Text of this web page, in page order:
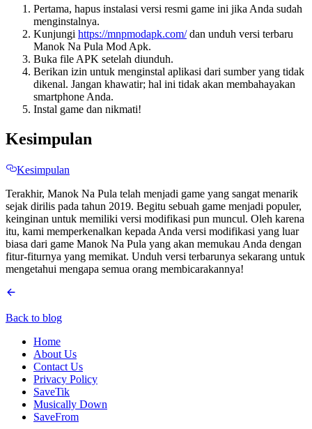
Pertama, hapus instalasi versi resmi game ini jika Anda sudah
menginstalnya.
Kunjungi https://mnpmodapk.com/dan unduh versi terbaru
Manok Na Pula Mod Apk.
Buka file APK setelah diunduh.
Berikan izin untuk menginstal aplikasi dari sumber yang tidak
dikenal. Jangan khawatir; hal ini tidak akan membahayakan
smartphone Anda.
Instal game dan nikmati!
Kesimpulan
Kesimpulan
Terakhir, Manok Na Pula telah menjadi game yang sangat menarik
sejak dirilis pada tahun 2019. Begitu sebuah game menjadi populer,
keinginan untuk memiliki versi modifikasi pun muncul. Oleh karena
itu, kami memperkenalkan kepada Anda versi modifikasi yang luar
biasa dari game Manok Na Pula yang akan memukau Anda dengan
fitur-fiturnya yang memikat. Unduh versi terbarunya sekarang untuk
mengetahui mengapa semua orang membicarakannya!
Back to blog
Home
About Us
Contact Us
Privacy Policy
SaveTik
Musically Down
SaveFrom